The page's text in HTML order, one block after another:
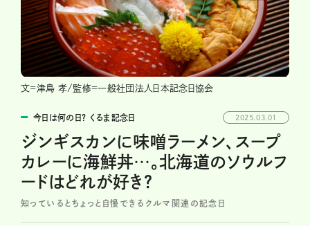
文=津島 孝/監修=一般社団法人日本記念日協会
今日は何の日？ くるま記念日 2025.03.01
ジンギスカンに味噌ラーメン、スープ
カレーに海鮮丼…。北海道のソウルフ
ードはどれが好き？
知っているとちょっと自慢できるクルマ関連の記念日